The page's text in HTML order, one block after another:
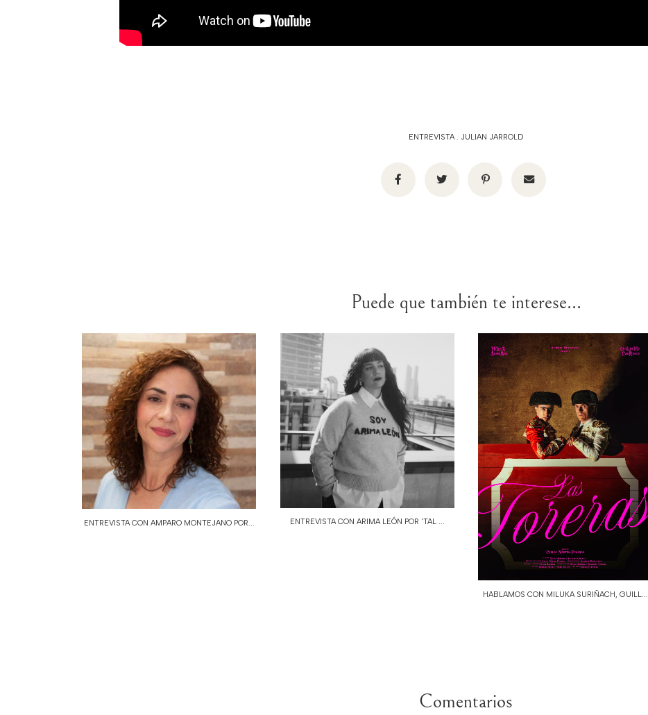
ENTREVISTA. JULIAN JARROLD
Puede que también te interese...
ENTREVISTA CON AMPARO MONTEJANO POR... ENTREVISTA CON ARIMA LEÓN POR 'TAL ...
HABLAMOS CON MILUKA SURIÑACH, GUILL...
Comentarios